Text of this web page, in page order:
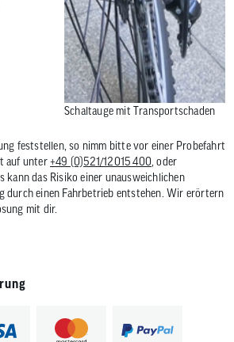
Schaltauge mit Transportschaden
feststellen, so nimm bitte vor einer Probefahrt
auf unter+49 (0)521/12015 400 , oder
kann das Risiko einer unausweichlichen
durch einen Fahrbetrieb entstehen. Wir erörtern
mit dir.